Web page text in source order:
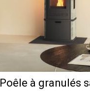
Poêle à granulés